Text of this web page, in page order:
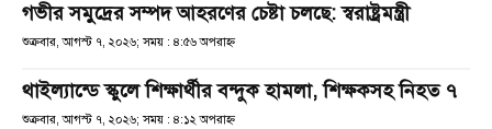
গভীর সমুদ্রের সম্পদ আহরণের চেষ্টা চলছে: স্বরাষ্ট্রমন্ত্রী
শুক্রবার, আগস্ট ৭, ২০২৬; সময় : ৪:৫৬ অপরাহ্ণ
থাইল্যান্ডে স্কুলে শিক্ষার্থীর বন্দুক হামলা, শিক্ষকসহ নিহত ৭
শুক্রবার, আগস্ট ৭, ২০২৬; সময় : ৪:১২ অপরাহ্ণ